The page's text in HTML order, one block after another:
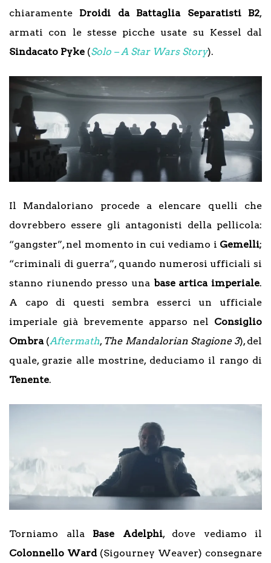
chiaramente Droidi da Battaglia Separatisti B2,
armati con le stesse picche usate su Kessel dal
Sindacato Pyke (Solo – A Star Wars Story).
Il Mandaloriano procede a elencare quelli che
dovrebbero essere gli antagonisti della pellicola:
“gangster”, nel momento in cui vediamo i Gemelli;
“criminali di guerra”, quando numerosi ufficiali si
stanno riunendo presso una base artica imperiale.
A capo di questi sembra esserci un ufficiale
imperiale già brevemente apparso nel Consiglio
Ombra (Aftermath, The Mandalorian Stagione 3), del
quale, grazie alle mostrine, deduciamo il rango di
Tenente.
Torniamo alla Base Adelphi, dove vediamo il
Colonnello Ward(Sigourney Weaver) consegnare